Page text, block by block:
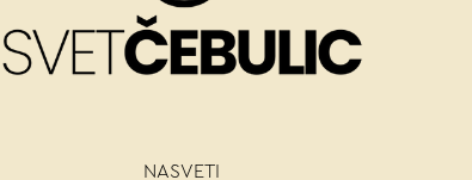
NASVETI